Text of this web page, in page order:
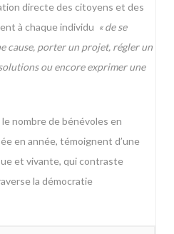
directe des citoyens et des
à chaque individu « de se
cause, porter un projet, régler un
ou encore exprimer une
nombre de bénévoles en
en année, témoignent d’une
et vivante, qui contraste
la démocratie